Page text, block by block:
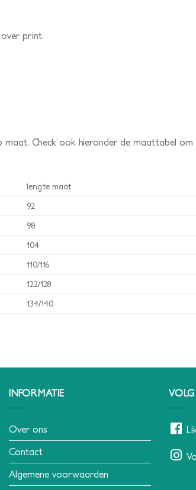
print.
Check ook hieronder de maattabel
lengte maat
92
98
104
110/116
122/128
134/140
INFORMATIE
Over ons
Contact
Algemene voorwaarden